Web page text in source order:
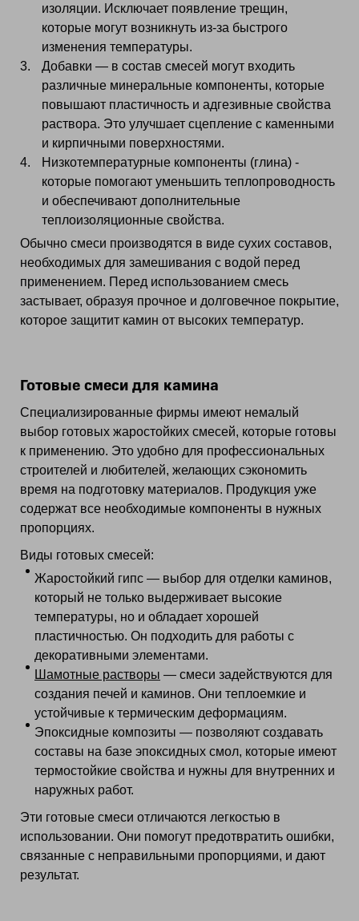
изоляции. Исключает появление трещин,
которые могут возникнуть из-за быстрого
изменения температуры.
Добавки — в состав смесей могут входить
различные минеральные компоненты, которые
повышают пластичность и адгезивные свойства
раствора. Это улучшает сцепление с каменными
и кирпичными поверхностями.
Низкотемпературные компоненты (глина) -
которые помогают уменьшить теплопроводность
и обеспечивают дополнительные
теплоизоляционные свойства.
Обычно смеси производятся в виде сухих составов,
необходимых для замешивания с водой перед
применением. Перед использованием смесь
застывает, образуя прочное и долговечное покрытие,
которое защитит камин от высоких температур.
Готовые смеси для камина
Специализированные фирмы имеют немалый
выбор готовых жаростойких смесей, которые готовы
к применению. Это удобно для профессиональных
строителей и любителей, желающих сэкономить
время на подготовку материалов. Продукция уже
содержат все необходимые компоненты в нужных
пропорциях.
Виды готовых смесей:
Жаростойкий гипс — выбор для отделки каминов,
который не только выдерживает высокие
температуры, но и обладает хорошей
пластичностью. Он подходить для работы с
декоративными элементами.
Шамотные растворы — смеси задействуются для
создания печей и каминов. Они теплоемкие и
устойчивые к термическим деформациям.
Эпоксидные композиты — позволяют создавать
составы на базе эпоксидных смол, которые имеют
термостойкие свойства и нужны для внутренних и
наружных работ.
Эти готовые смеси отличаются легкостью в
использовании. Они помогут предотвратить ошибки,
связанные с неправильными пропорциями, и дают
результат.